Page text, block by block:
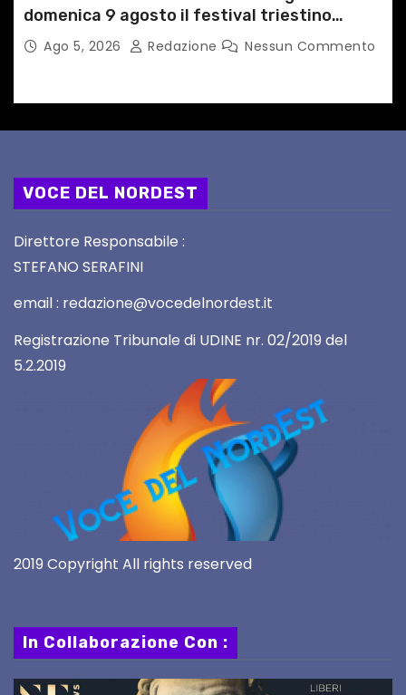
domenica 9 agosto il festival triestino
dedicato a Springsteen
Ago 5, 2026 Redazione Nessun Commento
VOCE DEL NORDEST
Direttore Responsabile :
STEFANO SERAFINI
email : redazione@vocedelnordest.it
Registrazione Tribunale di UDINE nr. 02/2019 del
5.2.2019
2019 Copyright All rights reserved
In Collaborazione Con :